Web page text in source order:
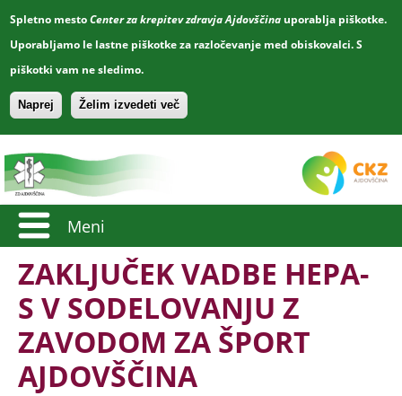
Spletno mestoCenter za krepitev zdravja Ajdovščina uporablja piškotke.
Uporabljamo le lastne piškotke za razločevanje med obiskovalci. S
piškotki vam ne sledimo.
Naprej Želim izvedeti več
Meni
ZAKLJUČEK VADBE HEPA-
S V SODELOVANJU Z
ZAVODOM ZA ŠPORT
AJDOVŠČINA